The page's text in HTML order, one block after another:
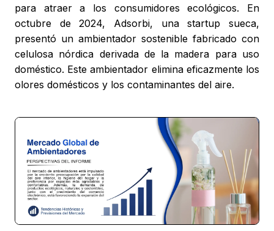
para atraer a los consumidores ecológicos. En
octubre de 2024, Adsorbi, una startup sueca,
presentó un ambientador sostenible fabricado con
celulosa nórdica derivada de la madera para uso
doméstico. Este ambientador elimina eficazmente los
olores domésticos y los contaminantes del aire.